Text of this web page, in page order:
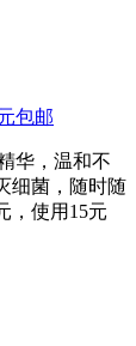
华，温和不
细菌，随时随
，使用15元